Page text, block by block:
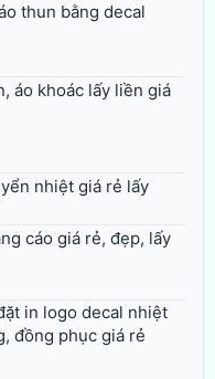
thun bằng decal
áo khoác lấy liền giá
nhiệt giá rẻ lấy
cáo giá rẻ, đẹp, lấy
in logo decal nhiệt
đồng phục giá rẻ